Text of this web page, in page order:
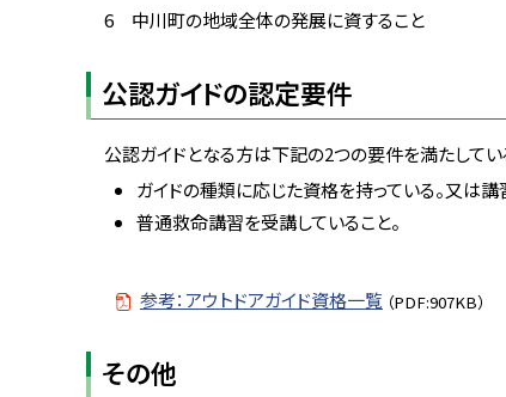
6 中川町の地域全体の発展に資すること
公認ガイドの認定要件
公認ガイドとなる方は下記の2つの要件を満たしてい
ガイドの種類に応じた資格を持っている。又は講
普通救命講習を受講していること。
参考：アウトドアガイド資格一覧 （PDF:907KB）
その他